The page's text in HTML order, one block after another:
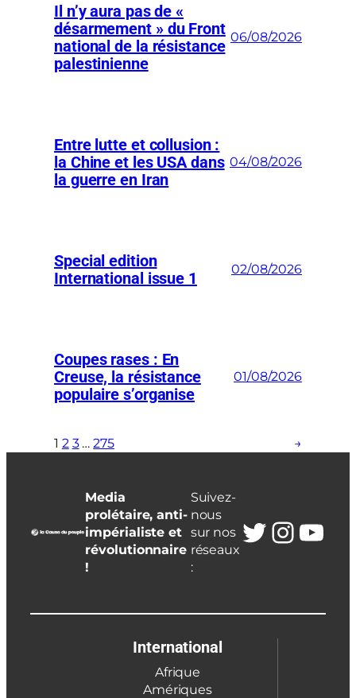
Il n’y aura pas de «
désarmement » du Front
national de la résistance
palestinienne
06/08/2026
Entre lutte et collusion :
la Chine et les USA dans
la guerre en Iran
04/08/2026
Special edition
International issue 1
02/08/2026
Coupes rases : En
Creuse, la résistance
populaire s’organise
01/08/2026
1 2 3 … 275 →
Media
prolétaire, anti-
impérialiste et
révolutionnaire
!
Suivez-
nous
sur nos
réseaux
:
Twitter
International
Afrique
Amériques